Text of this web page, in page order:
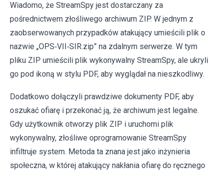
Wiadomo, że StreamSpy jest dostarczany za
pośrednictwem złośliwego archiwum ZIP. W jednym z
zaobserwowanych przypadków atakujący umieścili plik o
nazwie „OPS‑VII‑SIR.zip” na zdalnym serwerze. W tym
pliku ZIP umieścili plik wykonywalny StreamSpy, ale ukryli
go pod ikoną w stylu PDF, aby wyglądał na nieszkodliwy.
Dodatkowo dołączyli prawdziwe dokumenty PDF, aby
oszukać ofiarę i przekonać ją, że archiwum jest legalne.
Gdy użytkownik otworzy plik ZIP i uruchomi plik
wykonywalny, złośliwe oprogramowanie StreamSpy
infiltruje system. Metoda ta znana jest jako inżynieria
społeczna, w której atakujący nakłania ofiarę do ręcznego